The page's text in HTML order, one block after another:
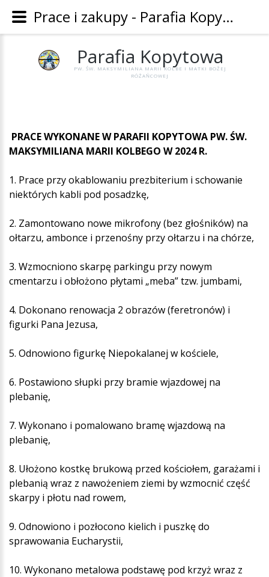
Parafia Kopytowa
PW. ŚW. MAKSYMILIANA MARII KOLBE I MATKI BOŻEJ
RÓŻAŃCOWEJ
PRACE WYKONANE W PARAFII KOPYTOWA PW. ŚW.
MAKSYMILIANA MARII KOLBEGO W 2024 R.
1. Prace przy okablowaniu prezbiterium i schowanie
niektórych kabli pod posadzkę,
2. Zamontowano nowe mikrofony (bez głośników) na
ołtarzu, ambonce i przenośny przy ołtarzu i na chórze,
3. Wzmocniono skarpę parkingu przy nowym
cmentarzu i obłożono płytami „meba” tzw. jumbami,
4. Dokonano renowacja 2 obrazów (feretronów) i
figurki Pana Jezusa,
5. Odnowiono figurkę Niepokalanej w kościele,
6. Postawiono słupki przy bramie wjazdowej na
plebanię,
7. Wykonano i pomalowano bramę wjazdową na
plebanię,
8. Ułożono kostkę brukową przed kościołem, garażami i
plebanią wraz z nawożeniem ziemi by wzmocnić część
skarpy i płotu nad rowem,
9. Odnowiono i pozłocono kielich i puszkę do
sprawowania Eucharystii,
10. Wykonano metalowa podstawę pod krzyż wraz z
Prace i zakupy - Parafia Kopytowa